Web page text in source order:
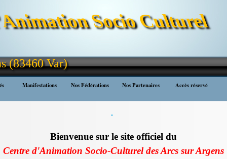
Socio Culturel
(83460 Var)
Sauter le menu
▼
Manifestations ▼
Nos Fédérations ▼
Nos Partenaires ▼
Accès réservé
.
Bienvenue sur le site officiel du
Centre d'Animation Socio-Culturel des Arcs sur Argens